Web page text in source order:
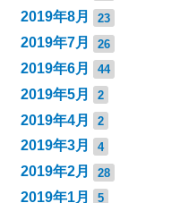
2019年8月 23
2019年7月 26
2019年6月 44
2019年5月 2
2019年4月 2
2019年3月 4
2019年2月 28
2019年1月 5